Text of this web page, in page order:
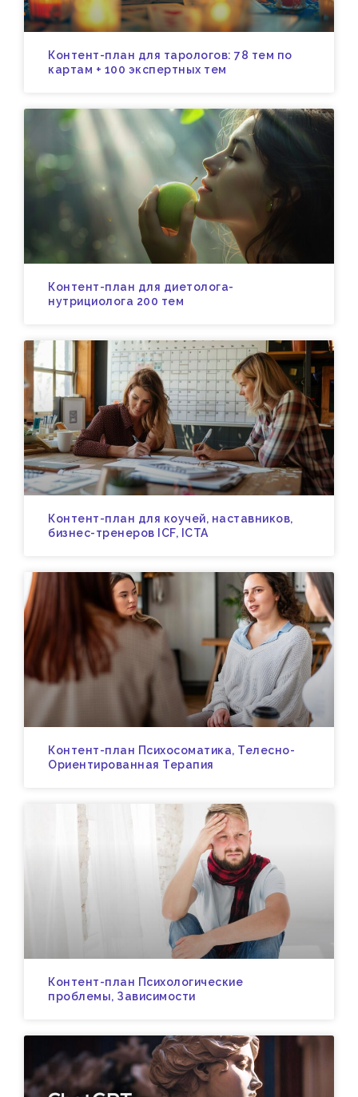
Контент-план для тарологов: 78 тем по
картам + 100 экспертных тем
Контент-план для диетолога-
нутрициолога 200 тем
Контент-план для коучей, наставников,
бизнес-тренеров ICF, ICTA
Контент-план Психосоматика, Телесно-
Ориентированная Терапия
Контент-план Психологические
проблемы, Зависимости